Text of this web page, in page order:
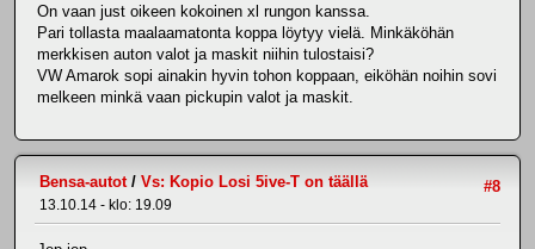
On vaan just oikeen kokoinen xl rungon kanssa.
Pari tollasta maalaamatonta koppa löytyy vielä. Minkäköhän
merkkisen auton valot ja maskit niihin tulostaisi?
VW Amarok sopi ainakin hyvin tohon koppaan, eiköhän noihin sovi
melkeen minkä vaan pickupin valot ja maskit.
#8
Bensa-autot/ Vs: Kopio Losi 5ive-T on täällä
13.10.14 - klo: 19.09